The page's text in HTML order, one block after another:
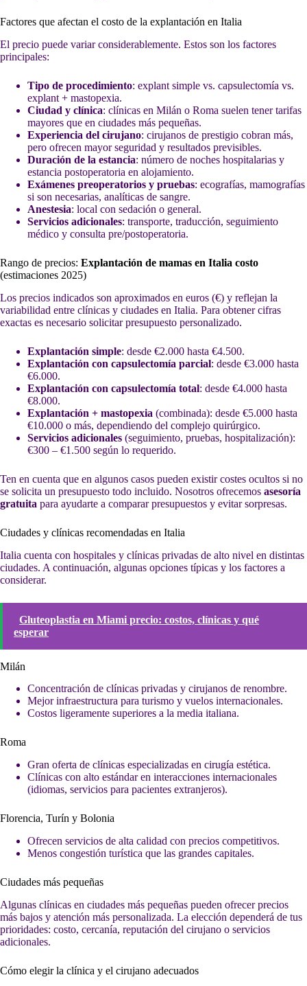
Factores que afectan el costo de la explantación en Italia
El precio puede variar considerablemente. Estos son los factores
principales:
Tipo de procedimiento: explant simple vs. capsulectomía vs.
explant + mastopexia.
Ciudad y clínica: clínicas en Milán o Roma suelen tener tarifas
mayores que en ciudades más pequeñas.
Experiencia del cirujano: cirujanos de prestigio cobran más,
pero ofrecen mayor seguridad y resultados previsibles.
Duración de la estancia: número de noches hospitalarias y
estancia postoperatoria en alojamiento.
Exámenes preoperatorios y pruebas: ecografías, mamografías
si son necesarias, analíticas de sangre.
Anestesia: local con sedación o general.
Servicios adicionales: transporte, traducción, seguimiento
médico y consulta pre/postoperatoria.
Rango de precios: Explantación de mamas en Italia costo
(estimaciones 2025)
Los precios indicados son aproximados en euros (€) y reflejan la
variabilidad entre clínicas y ciudades en Italia. Para obtener cifras
exactas es necesario solicitar presupuesto personalizado.
Explantación simple: desde €2.000 hasta €4.500.
Explantación con capsulectomía parcial: desde €3.000 hasta
€6.000.
Explantación con capsulectomía total: desde €4.000 hasta
€8.000.
Explantación + mastopexia (combinada): desde €5.000 hasta
€10.000 o más, dependiendo del complejo quirúrgico.
Servicios adicionales (seguimiento, pruebas, hospitalización):
€300 – €1.500 según lo requerido.
Ten en cuenta que en algunos casos pueden existir costes ocultos si no
se solicita un presupuesto todo incluido. Nosotros ofrecemos asesoría
gratuita para ayudarte a comparar presupuestos y evitar sorpresas.
Ciudades y clínicas recomendadas en Italia
Italia cuenta con hospitales y clínicas privadas de alto nivel en distintas
ciudades. A continuación, algunas opciones típicas y los factores a
considerar.
Gluteoplastia en Miami precio: costos, clínicas y qué
esperar
Milán
Concentración de clínicas privadas y cirujanos de renombre.
Mejor infraestructura para turismo y vuelos internacionales.
Costos ligeramente superiores a la media italiana.
Roma
Gran oferta de clínicas especializadas en cirugía estética.
Clínicas con alto estándar en interacciones internacionales
(idiomas, servicios para pacientes extranjeros).
Florencia, Turín y Bolonia
Ofrecen servicios de alta calidad con precios competitivos.
Menos congestión turística que las grandes capitales.
Ciudades más pequeñas
Algunas clínicas en ciudades más pequeñas pueden ofrecer precios
más bajos y atención más personalizada. La elección dependerá de tus
prioridades: costo, cercanía, reputación del cirujano o servicios
adicionales.
Cómo elegir la clínica y el cirujano adecuados